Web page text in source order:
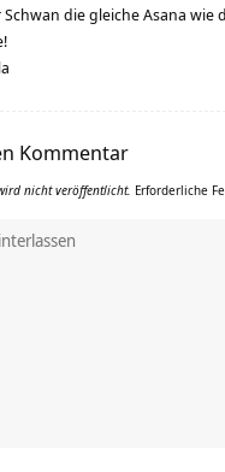
Schwan die gleiche Asana wie
Kommentar
nicht veröffentlicht. Erforderliche